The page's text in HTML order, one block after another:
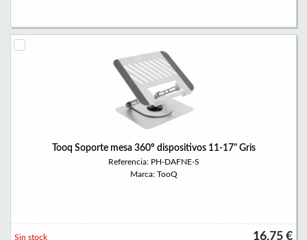
Tooq Soporte mesa 360º dispositivos 11-17" Gris
Referencia: PH-DAFNE-S
Marca: TooQ
16,75 €
Sin stock